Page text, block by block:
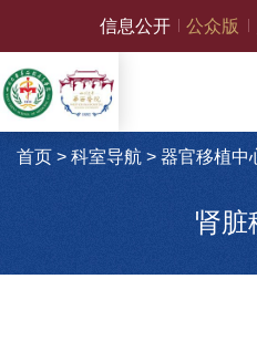
信息公开 公众版
首页 > 科室导航> 器官移植中
肾脏